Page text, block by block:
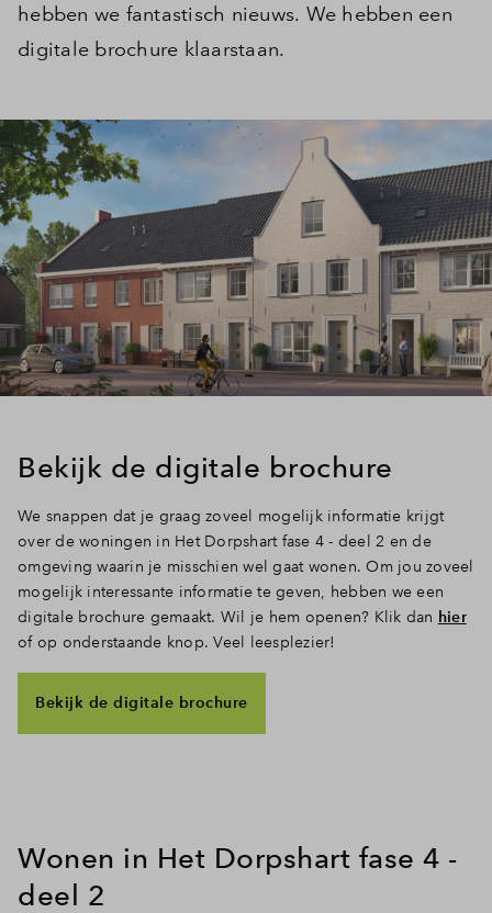
hebben we fantastisch nieuws. We hebben een
digitale brochure klaarstaan.
Bekijk de digitale brochure
We snappen dat je graag zoveel mogelijk informatie krijgt
over de woningen in Het Dorpshart fase 4 - deel 2 en de
omgeving waarin je misschien wel gaat wonen. Om jou zoveel
mogelijk interessante informatie te geven, hebben we een
digitale brochure gemaakt. Wil je hem openen? Klik dan hier
of op onderstaande knop. Veel leesplezier!
Bekijk de digitale brochure
Wonen in Het Dorpshart fase 4 -
deel 2